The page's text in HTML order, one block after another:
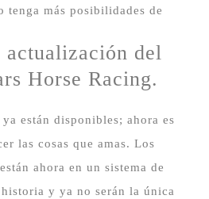
tenga más posibilidades de
del
Horse Racing.
están disponibles; ahora es
las cosas que amas. Los
ahora en un sistema de
y ya no serán la única